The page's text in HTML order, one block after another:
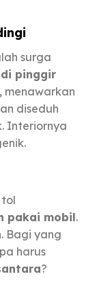
surga
pinggir
menawarkan
diseduh
Interiornya
pakai mobil.
Bagi yang
harus
?